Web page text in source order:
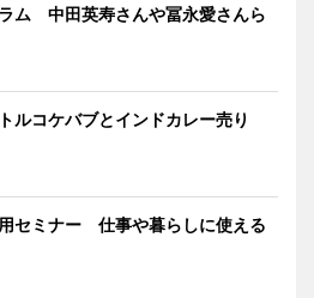
ム 中田英寿さんや冨永愛さんら
コケバブとインドカレー売り
セミナー 仕事や暮らしに使える